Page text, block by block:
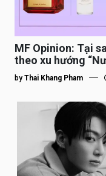
MF Opinion: Tại
theo xu hướng
by Thai Khang Pham